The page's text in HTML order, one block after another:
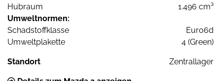
Hubraum
1.496 cm³
Umweltnormen:
Schadstoffklasse
Euro6d
Umweltplakette
4 (Green)
Standort Zentrallager